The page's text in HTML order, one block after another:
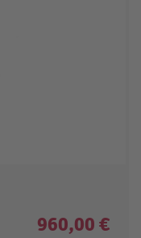
960,00 €